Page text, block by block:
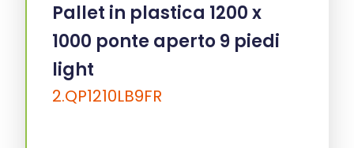
Pallet in plastica 1200 x
1000 ponte aperto 9 piedi
light
2.QP1210LB9FR